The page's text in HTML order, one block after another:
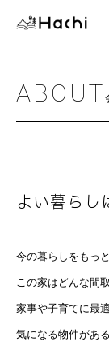
ABOUT
よい暮らし
今の暮らしをもっ
この家はどんな間
家事や子育てに最
気になる物件があ